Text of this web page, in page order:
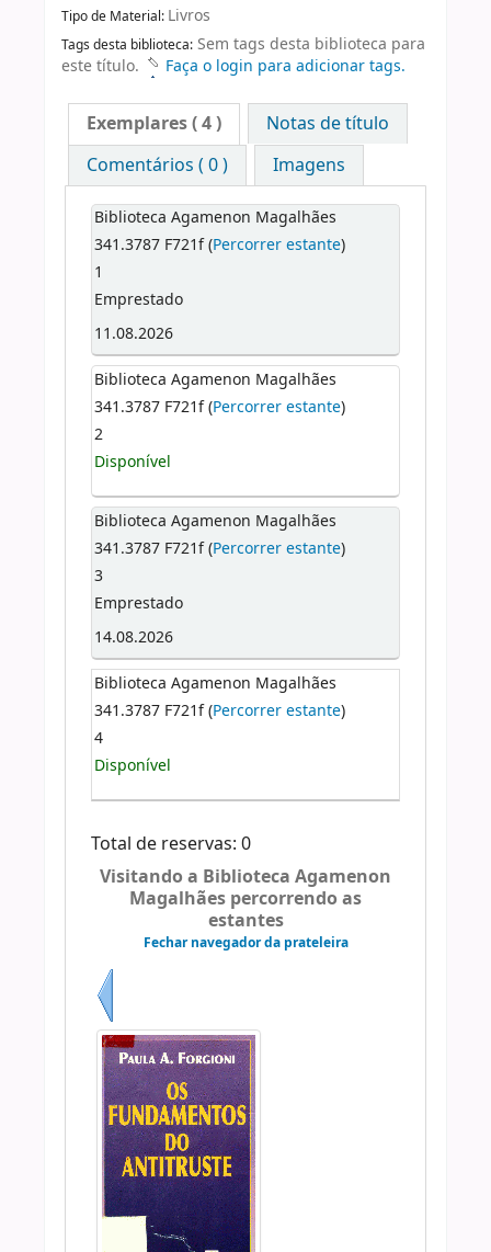
Tipo de Material: Livros
Tags desta biblioteca: Sem tags desta biblioteca para
este título.
Faça o login para adicionar tags.
Exemplares( 4 )
Notas de título
Comentários ( 0 )
Imagens
Biblioteca Agamenon Magalhães
341.3787 F721f (Percorrer estante)
1
Emprestado
11.08.2026
Biblioteca Agamenon Magalhães
341.3787 F721f (Percorrer estante)
2
Disponível
Biblioteca Agamenon Magalhães
341.3787 F721f (Percorrer estante)
3
Emprestado
14.08.2026
Biblioteca Agamenon Magalhães
341.3787 F721f (Percorrer estante)
4
Disponível
Total de reservas: 0
Visitando a Biblioteca Agamenon
Magalhães percorrendo as
estantes
Fechar navegador da prateleira
Anterior